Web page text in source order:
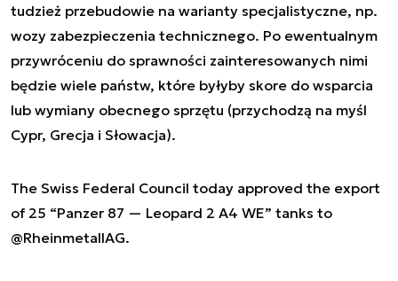
tudzież przebudowie na warianty specjalistyczne, np.
wozy zabezpieczenia technicznego. Po ewentualnym
przywróceniu do sprawności zainteresowanych nimi
będzie wiele państw, które byłyby skore do wsparcia
lub wymiany obecnego sprzętu (przychodzą na myśl
Cypr, Grecja i Słowacja).
The Swiss Federal Council today approved the export
of 25 “Panzer 87 — Leopard 2 A4 WE” tanks to
@RheinmetallAG.